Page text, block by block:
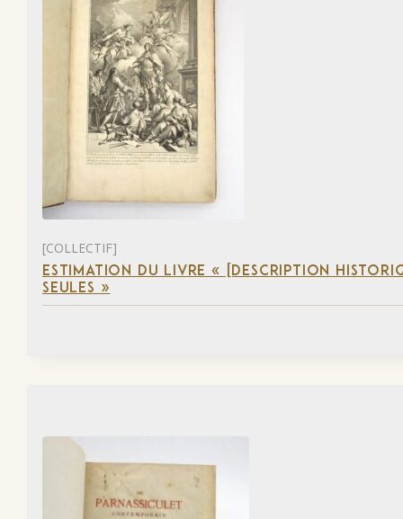
[COLLECTIF]
ESTIMATION DU LIVRE « [DESCRIPTION
SEULES »